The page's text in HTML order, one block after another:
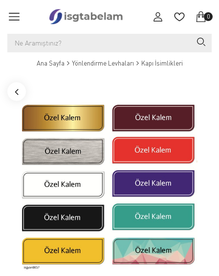
0
Ana Sayfa Yönlendirme Levhaları Kapı İsimlikleri